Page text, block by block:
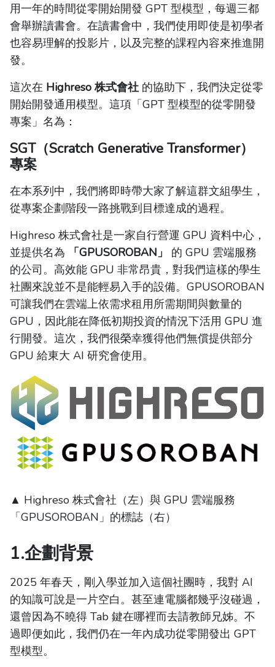
用一年的時間從零開始開發 GPT 型模型，每週三都
會舉辦讀書會。在讀書會中，我們使用即使是初學者
也容易理解的投影片，以及完整的課程內容來推進開
發。
這次在 Highreso 株式會社 的協助下，我們決定從零
開始開發通用模型。這項「GPT 型模型的從零開發
專案」名為：
SGT（Scratch Generative Transformer）
專案
在本系列中，我們將即時帶大家了解這群文組學生，
從專案企劃階段一路挑戰到目標達成的過程。
Highreso 株式會社是一家自行營運 GPU 資料中心，
並提供名為
「GPUSOROBAN」
的 GPU 雲端服務
的公司。高效能 GPU 非常昂貴，對我們這樣的學生
社團來說並不是能輕易入手的設備。GPUSOROBAN
可讓我們在雲端上依需求租用所需期間與數量的
GPU，因此能在降低初期投資的情況下活用 GPU 進
行開發。這次，我們很榮幸獲得他們無償提供部分
GPU 給東大 AI 研究會使用。
▲ Highreso 株式會社（左）與 GPU 雲端服務
「GPUSOROBAN」的標誌（右）
1.企劃背景
2025 年春天，剛入學並加入這個社團時，我對 AI
的知識可說是一片空白。甚至連電腦都幾乎沒碰過，
還曾因為不曉得 Tab 鍵在哪裡而去請教師兄姊。不
過即便如此，我們仍在一年內成功從零開發出 GPT
型模型。